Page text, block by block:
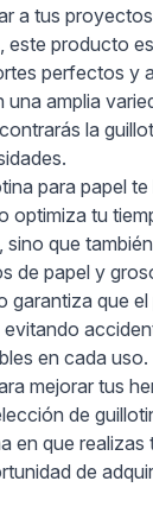
a tus
este producto
perfectos y
una amplia
la
para papel
optimiza tu
que
de papel y
garantiza que
en cada uso.
mejorar tus
de
en que
de